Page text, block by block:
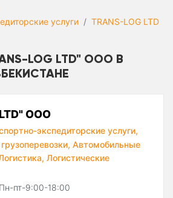
услуги
TRANS-LOG LTD
LOG LTD" ООО В
ООО
экспедиторские услуги,
Автомобильные
Логистические
Пн-пт-9:00-18:00